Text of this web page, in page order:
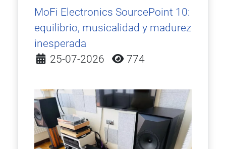
MoFi Electronics SourcePoint 10:
equilibrio, musicalidad y madurez
inesperada
Detalles
25-07-2026 774